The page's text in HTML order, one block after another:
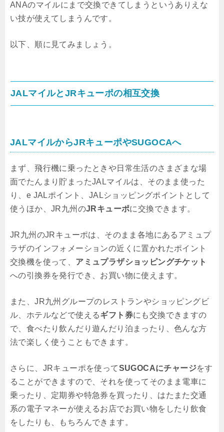
ANAのマイルにまで交換できてしまうというありえな
い技が使えてしまうんです。
以下、順に見てみましょう。
JALマイルとJRキューポの相互交換
JALマイルからJRキューポやSUGOCAへ
まず、飛行機に乗ったときや日常生活のさまざまな場
面でたんまり貯まったJALマイルは、そのまま使った
り、e JALポイント、JALショッピングポイントとして
使うほか、JR九州のJRキューポに交換できます。
JR九州のJRキューポは、そのまま各地にあるアミュプ
ラザのインフォメーションの近くに置かれたポイント
交換機を使って、 アミュプラザショッピングチケット
への引換券を発行でき、お買い物に使えます。
また、JR九州グループのレストランやショッピングビ
ル、ホテルなどで使えるギフト券にも交換できますの
で、食べたり飲んだり遊んだり泊まったり、色んな方
法で楽しく使うこともできます。
さらに、JRキューポを使ってSUGOCAにチャージをす
ることができますので、それを使ってそのまま電車に
乗ったり、定期券や特急券を買ったり、はたまた交通
系の電子マネーが使えるお店でお買い物をしたり飲食
をしたりも、もちろんできます。